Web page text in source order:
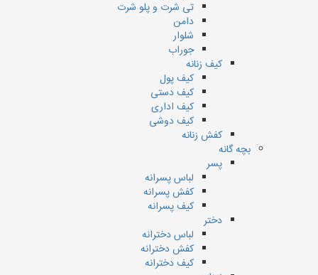
تی شرت و پلو شرت
دامن
شلوار
جوراب
کیف زنانه
کیف پول
کیف دستی
کیف اداری
کیف دوشی
کفش زنانه
بچه گانه
پسر
لباس پسرانه
کفش پسرانه
کیف پسرانه
دختر
لباس دخترانه
کفش دخترانه
کیف دخترانه